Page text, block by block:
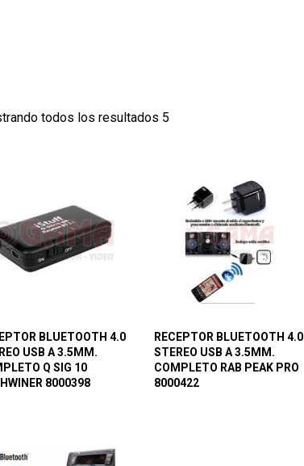
todos los resultados 5
BLUETOOTH 4.0
USB A 3.5MM.
Q SIG 10
8000398
RECEPTOR BLUETOOTH 4.0
STEREO USB A 3.5MM.
COMPLETO RAB PEAK PRO
8000422